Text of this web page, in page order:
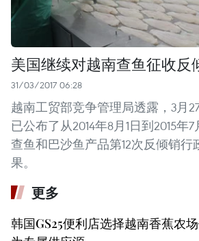
美国继续对越南查鱼征收反
31/03/2017 06:28
越南工贸部竞争管理局透露，3月
已公布了从2014年8月1日到2015年
查鱼和巴沙鱼产品第12次反倾销行
果。
更多
韩国GS25便利店选择越南香蕉农